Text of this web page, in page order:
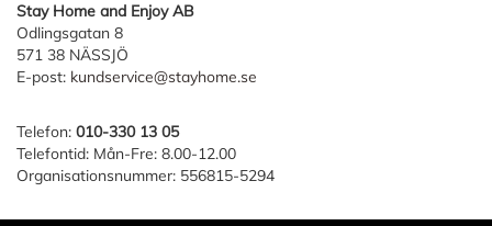
Stay Home and Enjoy AB
Odlingsgatan 8
571 38 NÄSSJÖ
E-post: kundservice@stayhome.se
Telefon: 010-330 13 05
Telefontid: Mån-Fre: 8.00-12.00
Organisationsnummer: 556815-5294